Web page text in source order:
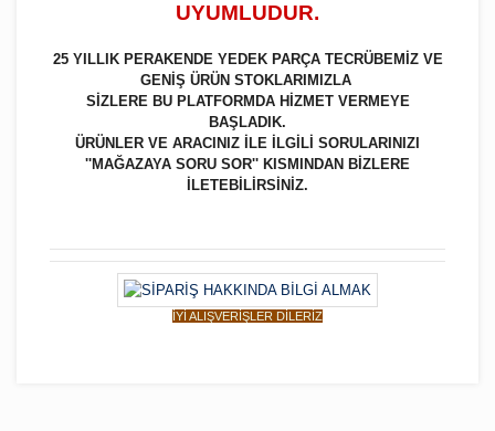
UYUMLUDUR.
25 YILLIK PERAKENDE YEDEK PARÇA TECRÜBEMİZ VE
GENİŞ ÜRÜN STOKLARIMIZLA
SİZLERE BU PLATFORMDA HİZMET VERMEYE
BAŞLADIK.
ÜRÜNLER VE ARACINIZ İLE İLGİLİ SORULARINIZI
''MAĞAZAYA SORU SOR'' KISMINDAN BİZLERE
İLETEBİLİRSİNİZ.
İYİ ALIŞVERİŞLER DİLERİZ